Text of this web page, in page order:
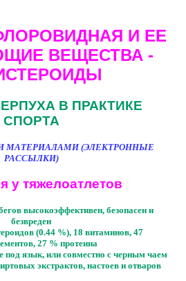
И ЕЕ
ВЕЩЕСТВА -
В ПРАКТИКЕ
СПОРТА
МАТЕРИАЛАМИ (ЭЛЕКТРОННЫЕ
РАССЫЛКИ)
у тяжелоатлетов
высокоэффективен, безопасен и
безвреден
(0.44 %), 18 витаминов, 47
27 % протеина
под язык, или совместно с черным чаем
экстрактов, настоев и отваров